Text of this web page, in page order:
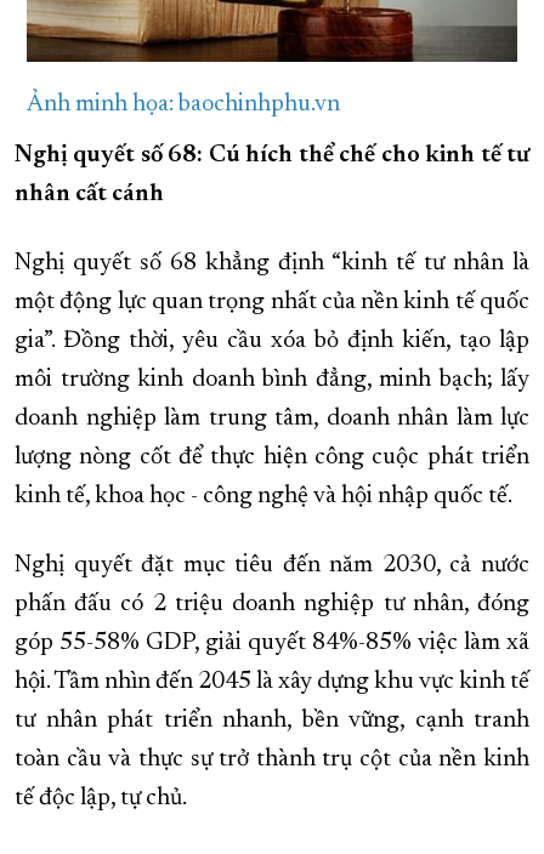
Ảnh minh họa: baochinhphu.vn
Nghị quyết số 68: Cú hích thể chế cho kinh tế tư
nhân cất cánh
Nghị quyết số 68 khẳng định “kinh tế tư nhân là
một động lực quan trọng nhất của nền kinh tế quốc
gia”. Đồng thời, yêu cầu xóa bỏ định kiến, tạo lập
môi trường kinh doanh bình đẳng, minh bạch; lấy
doanh nghiệp làm trung tâm, doanh nhân làm lực
lượng nòng cốt để thực hiện công cuộc phát triển
kinh tế, khoa học - công nghệ và hội nhập quốc tế.
Nghị quyết đặt mục tiêu đến năm 2030, cả nước
phấn đấu có 2 triệu doanh nghiệp tư nhân, đóng
góp 55-58% GDP, giải quyết 84%-85% việc làm xã
hội. Tầm nhìn đến 2045 là xây dựng khu vực kinh tế
tư nhân phát triển nhanh, bền vững, cạnh tranh
toàn cầu và thực sự trở thành trụ cột của nền kinh
tế độc lập, tự chủ.